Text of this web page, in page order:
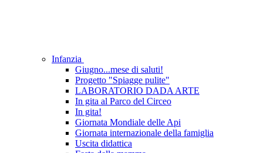
Infanzia
Giugno...mese di saluti!
Progetto "Spiagge pulite"
LABORATORIO DADA ARTE
In gita al Parco del Circeo
In gita!
Giornata Mondiale delle Api
Giornata internazionale della famiglia
Uscita didattica